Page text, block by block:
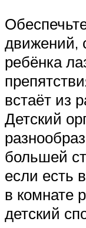
движений,
ребёнка
встаёт из
Детский
большей
если есть
в комнате
детский